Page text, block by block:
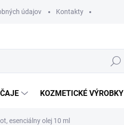
údajov Kontakty
Hľadať
KOZMETICKÉ VÝROBKY
esenciálny olej 10 ml